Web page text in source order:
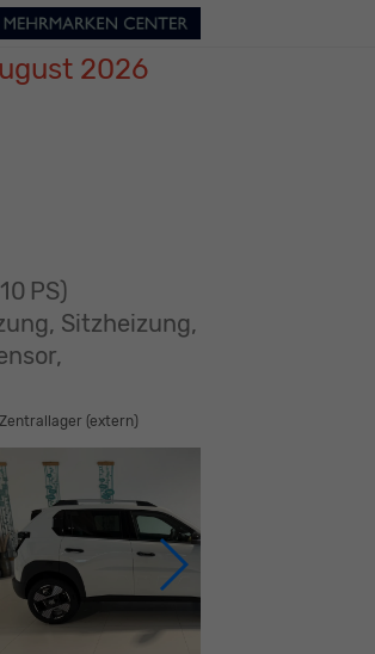
2026
PS)
Sitzheizung,
(extern)